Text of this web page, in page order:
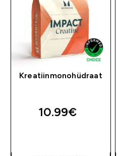
Kreatiinmonohüdraat
10.99€‎